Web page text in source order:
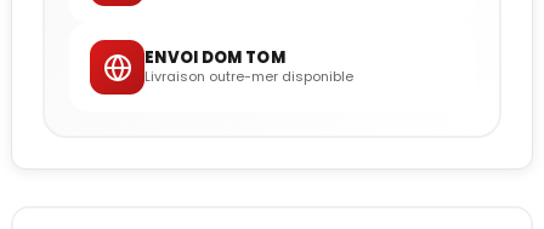
ENVOI DOM TOM
Livraison outre-mer disponible